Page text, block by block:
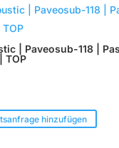
| Paveosub-118 |
TOP
hinzufügen